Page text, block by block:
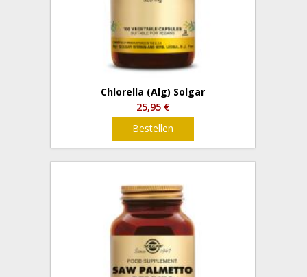
Chlorella (Alg) Solgar
25,95 €
Bestellen